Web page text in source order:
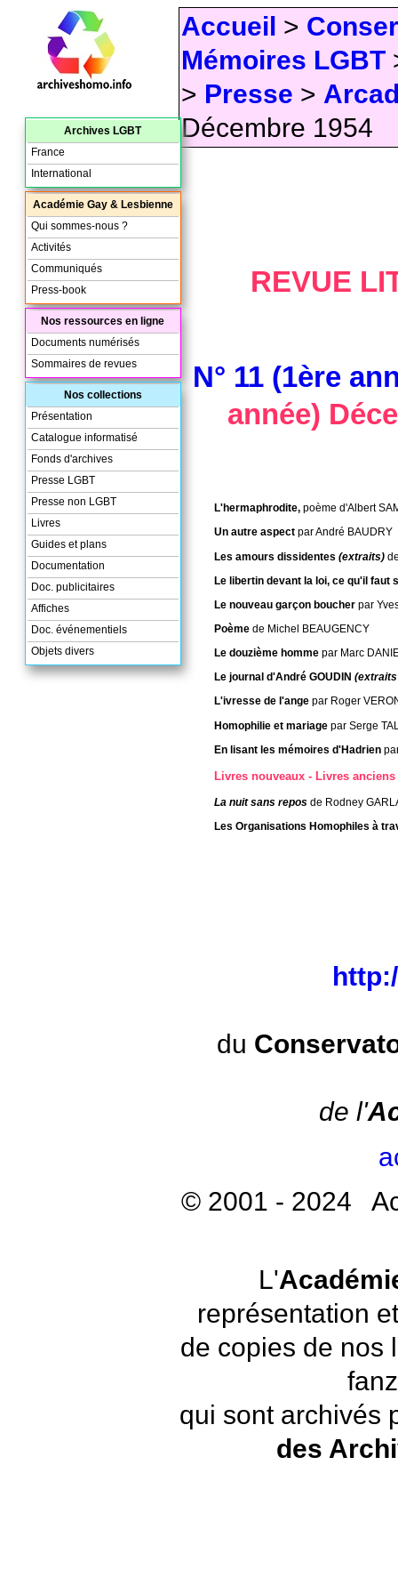
Accueil >
Mémoires LGBT
> Presse >
Décembre 1954
REVUE
N° 11 (1ère
année)
L'hermaphrodite, poème d'Albert
Un autre aspect par André BAUDRY
Les amours dissidentes (extraits)
Le libertin devant la loi, ce qu'il faut
Le nouveau garçon boucher par
Poème de Michel BEAUGENCY
Le douzième homme par Marc
Le journal d'André GOUDIN
L'ivresse de l'ange par Roger
Homophilie et mariage par Serge
En lisant les mémoires d'Hadrien
Livres nouveaux - Livres anciens
La nuit sans repos de Rodney
Les Organisations Homophiles à
Archives LGBT
France
International
Académie Gay & Lesbienne
Qui sommes-nous ?
Activités
Communiqués
Press-book
Nos ressources en ligne
Documents numérisés
Sommaires de revues
Nos collections
Présentation
Catalogue informatisé
Fonds d'archives
Presse LGBT
Presse non LGBT
Livres
Guides et plans
Documentation
Doc. publicitaires
Affiches
Doc. événementiels
Objets divers
du
de l'
© 2001 - 2024
L'
représentation
de copies de nos
qui sont archivés
des